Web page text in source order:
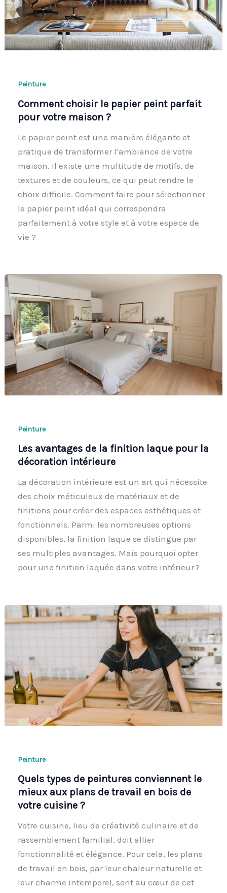
Peinture
Comment choisir le papier peint parfait
pour votre maison ?
Le papier peint est une manière élégante et
pratique de transformer l’ambiance de votre
maison. Il existe une multitude de motifs, de
textures et de couleurs, ce qui peut rendre le
choix difficile. Comment faire pour sélectionner
le papier peint idéal qui correspondra
parfaitement à votre style et à votre espace de
vie ?
Peinture
Les avantages de la finition laque pour la
décoration intérieure
La décoration intérieure est un art qui nécessite
des choix méticuleux de matériaux et de
finitions pour créer des espaces esthétiques et
fonctionnels. Parmi les nombreuses options
disponibles, la finition laque se distingue par
ses multiples avantages. Mais pourquoi opter
pour une finition laquée dans votre intérieur ?
Peinture
Quels types de peintures conviennent le
mieux aux plans de travail en bois de
votre cuisine ?
Votre cuisine, lieu de créativité culinaire et de
rassemblement familial, doit allier
fonctionnalité et élégance. Pour cela, les plans
de travail en bois, par leur chaleur naturelle et
leur charme intemporel, sont au cœur de cet